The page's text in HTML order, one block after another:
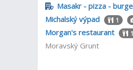
Masakr - pizza -
Michalský výpad 1
Morgan's restaurant 1
Moravský Grunt